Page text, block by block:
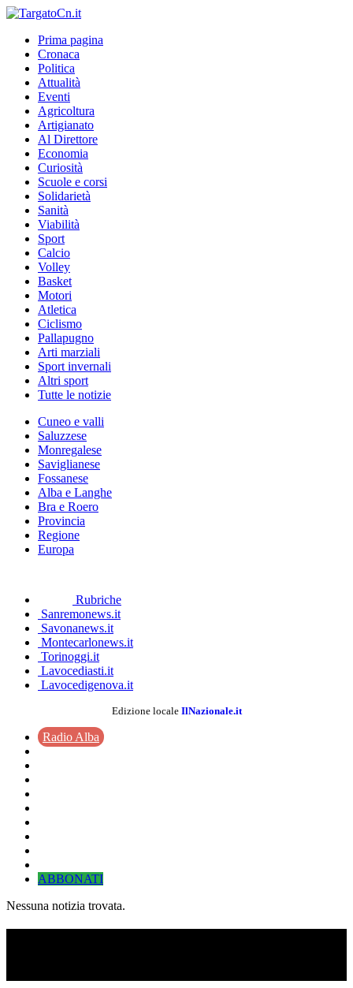
Prima pagina
Cronaca
Politica
Attualità
Eventi
Agricoltura
Artigianato
Al Direttore
Economia
Curiosità
Scuole e corsi
Solidarietà
Sanità
Viabilità
Sport
Calcio
Volley
Basket
Motori
Atletica
Ciclismo
Pallapugno
Arti marziali
Sport invernali
Altri sport
Tutte le notizie
Cuneo e valli
Saluzzese
Monregalese
Saviglianese
Fossanese
Alba e Langhe
Bra e Roero
Provincia
Regione
Europa
Rubriche
Sanremonews.it
Savonanews.it
Montecarlonews.it
Torinoggi.it
Lavocediasti.it
Lavocedigenova.it
Edizione locale IlNazionale.it
Radio Alba
ABBONATI
Nessuna notizia trovata.